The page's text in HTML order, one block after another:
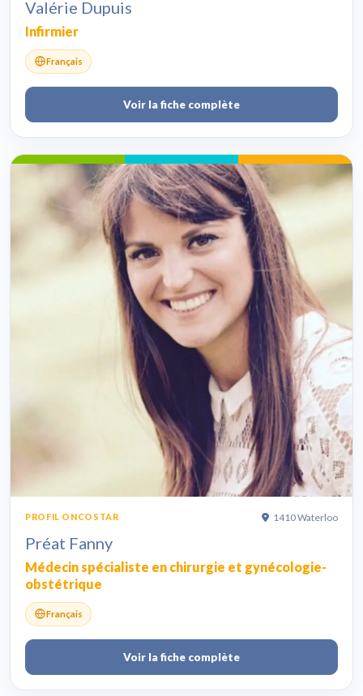
Valérie Dupuis
Infirmier
Français
Voir la fiche complète
PROFIL ONCOSTAR 1410 Waterloo
Préat Fanny
Médecin spécialiste en chirurgie et gynécologie-
obstétrique
Français
Voir la fiche complète